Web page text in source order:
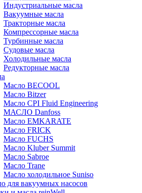
Индустриальные масла
Вакуумные масла
Тракторные масла
Компрессорные масла
Турбинные масла
Судовые масла
Холодильные масла
Редукторные масла
Масло BECOOL
Масло Bitzer
Масло CPI Fluid Engineering
МАСЛО Danfoss
Масло EMKARATE
Масло FRICK
Масло FUCHS
Масло Kluber Summit
Масло Sabroe
Масло Trane
Масло холодильное Suniso
для вакуумных насосов